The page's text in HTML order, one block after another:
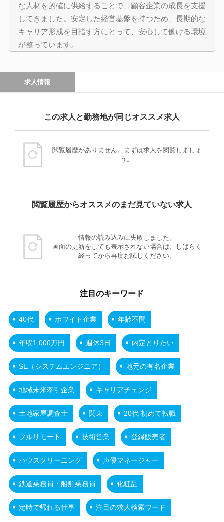
な人材を的確に供給することで、顧客企業の成長を支援
してきました。安定した経営基盤を持つため、長期的な
キャリア形成を目指す方にとって、安心して働ける環境
が整っています。
求人情報
この求人と勤務地が同じオススメ求人
閲覧履歴がありません。まずは求人を閲覧しましょ
う。
閲覧履歴からオススメのまだ見ていない求人
情報の読み込みに失敗しました。
画面の更新をしても表示されない場合は、しばらく
経ってから再度お試しください。
注目のキーワード
40代 ホワイト企業 年齢不問
年収1,000万円 週休3日 内定とりたい
SE（システムエンジニア） 地元の有名企業
地域未来牽引企業 キャリアチェンジ
土地家屋調査士 関東 20代 初めて転職
フルリモート 技術営業 登録販売者
ハウスクリーニング 声優マネージャー
鉄道乗務員・船舶乗務員 化粧品
定時で帰れる仕事 注目の求人検索ワード